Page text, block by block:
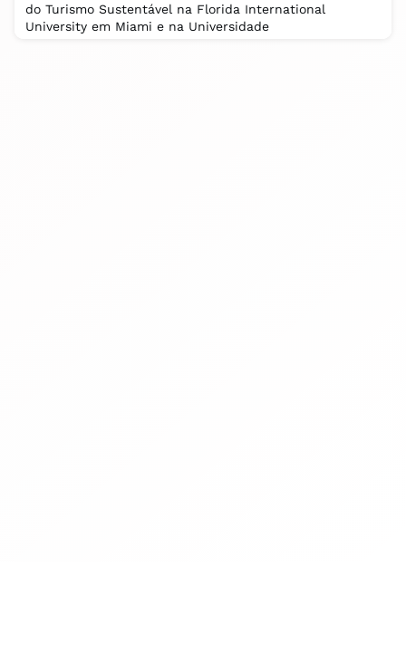
do Turismo Sustentável na Florida International
University em Miami e na Universidade